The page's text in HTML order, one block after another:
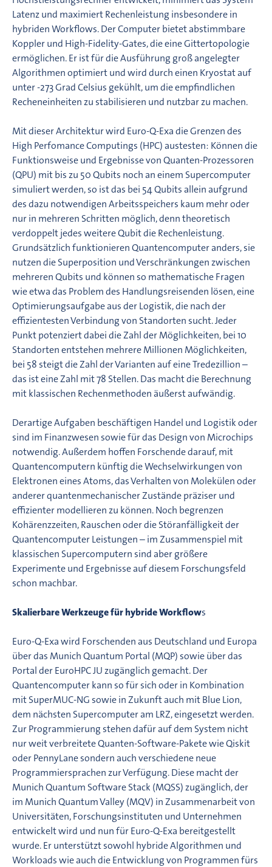
Latenz und maximiert Rechenleistung insbesondere in
hybriden Workflows. Der Computer bietet abstimmbare
Koppler und High-Fidelity-Gates, die eine Gittertopologie
ermöglichen. Er ist für die Ausführung groß angelegter
Algorithmen optimiert und wird durch einen Kryostat auf
unter -273 Grad Celsius gekühlt, um die empfindlichen
Recheneinheiten zu stabilisieren und nutzbar zu machen.
Mit dieser Architektur wird Euro-Q-Exa die Grenzen des
High Perfomance Computings (HPC) austesten: Können die
Funktionsweise und Ergebnisse von Quanten-Prozessoren
(QPU) mit bis zu 50 Qubits noch an einem Supercomputer
simuliert werden, so ist das bei 54 Qubits allein aufgrund
des dazu notwendigen Arbeitsspeichers kaum mehr oder
nur in mehreren Schritten möglich, denn theoretisch
verdoppelt jedes weitere Qubit die Rechenleistung.
Grundsätzlich funktionieren Quantencomputer anders, sie
nutzen die Superposition und Verschränkungen zwischen
mehreren Qubits und können so mathematische Fragen
wie etwa das Problem des Handlungsreisenden lösen, eine
Optimierungsaufgabe aus der Logistik, die nach der
effizientesten Verbindung von Standorten sucht. Jeder
Punkt potenziert dabei die Zahl der Möglichkeiten, bei 10
Standorten entstehen mehrere Millionen Möglichkeiten,
bei 58 steigt die Zahl der Varianten auf eine Tredezillion –
das ist eine Zahl mit 78 Stellen. Das macht die Berechnung
mit klassischen Rechenmethoden äußerst aufwändig.
Derartige Aufgaben beschäftigen Handel und Logistik oder
sind im Finanzwesen sowie für das Design von Microchips
notwendig. Außerdem hoffen Forschende darauf, mit
Quantencomputern künftig die Wechselwirkungen von
Elektronen eines Atoms, das Verhalten von Molekülen oder
anderer quantenmechanischer Zustände präziser und
effizienter modellieren zu können. Noch begrenzen
Kohärenzzeiten, Rauschen oder die Störanfälligkeit der
Quantencomputer Leistungen – im Zusammenspiel mit
klassischen Supercomputern sind aber größere
Experimente und Ergebnisse auf diesem Forschungsfeld
schon machbar.
Skalierbare Werkzeuge für hybride Workflows
Euro-Q-Exa wird Forschenden aus Deutschland und Europa
über das Munich Quantum Portal (MQP) sowie über das
Portal der EuroHPC JU zugänglich gemacht. Der
Quantencomputer kann so für sich oder in Kombination
mit SuperMUC-NG sowie in Zukunft auch mit Blue Lion,
dem nächsten Supercomputer am LRZ, eingesetzt werden.
Zur Programmierung stehen dafür auf dem System nicht
nur weit verbreitete Quanten-Software-Pakete wie Qiskit
oder PennyLane sondern auch verschiedene neue
Programmiersprachen zur Verfügung. Diese macht der
Munich Quantum Software Stack (MQSS) zugänglich, der
im Munich Quantum Valley (MQV) in Zusammenarbeit von
Universitäten, Forschungsinstituten und Unternehmen
entwickelt wird und nun für Euro-Q-Exa bereitgestellt
wurde. Er unterstützt sowohl hybride Algorithmen und
Workloads wie auch die Entwicklung von Programmen fürs